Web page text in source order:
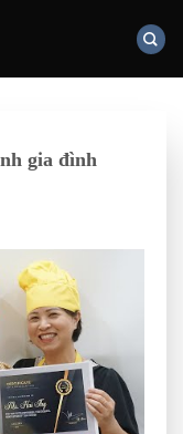
gia đình